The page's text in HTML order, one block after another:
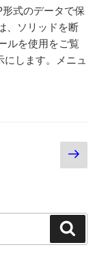
式のデータで保
、ソリッドを断
ルを使用をご覧
します。メニュ
次
の
ジ